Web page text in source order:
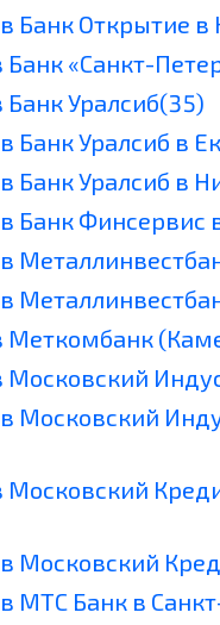
Банк Открытие в
Банк «Санкт-
Банк Уралсиб(35)
Банк Уралсиб в
Банк Уралсиб в
Банк Финсервис
Меткомбанк
Московский
Московский
Московский
Московский
МТС Банк в